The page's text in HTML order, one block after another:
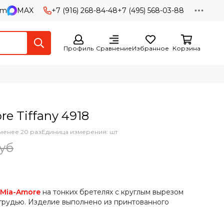
MAX +7 (916) 268-84-48+7 (495) 568-03-88
Профиль СравнениеИзбранное Корзина
Tiffany 4918
20 разЕдиница измерения: шт
Mia-Amore на тонких бретелях с круглым вырезом
Изделие выполнено из принтованного